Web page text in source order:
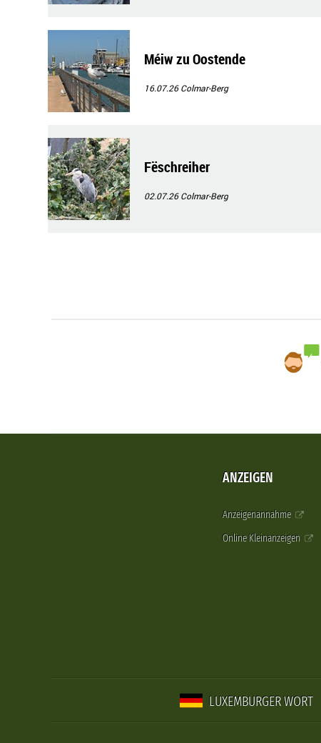
Méiw zu Oostende
16.07.26Colmar-Berg
Fëschreiher
02.07.26Colmar-Berg
ANZEIGEN
Anzeigenannahme
Online Kleinanzeigen
LUXEMBURGER WORT